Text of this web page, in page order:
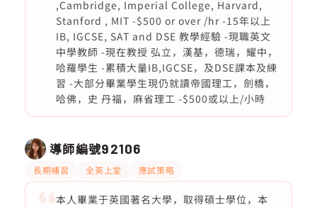
,Cambridge, Imperial College, Harvard,
Stanford , MIT -$500 or over /hr -15年以上
IB, IGCSE, SAT and DSE 教學經驗 -現職英文
中學教師 -現在教授 弘立，漢基，德瑞，耀中，
哈羅學生 -累積大量IB,IGCSE，及DSE課本及練
習 -大部分畢業學生現仍就讀帝國理工，劍橋，
哈佛，史 丹福，麻省理工 -$500或以上/小時
導師編號92106
長期補習 全英上堂 應試策略
本人畢業于英國著名大學，取得碩士學位，本